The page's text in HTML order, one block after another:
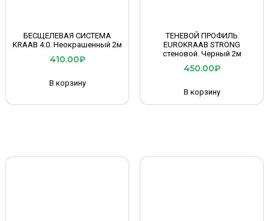
БЕСЩЕЛЕВАЯ СИСТЕМА
KRAAB 4.0. Неокрашенный 2м
410.00₽
В корзину
ТЕНЕВОЙ ПРОФИЛЬ
EUROKRAAB STRONG
стеновой. Черный 2м
450.00₽
В корзину